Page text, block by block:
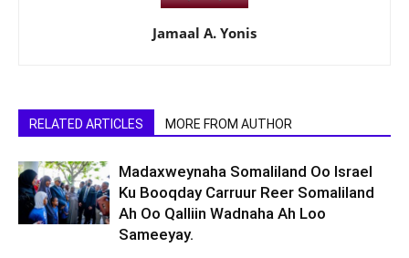
Jamaal A. Yonis
RELATED ARTICLES MORE FROM AUTHOR
Madaxweynaha Somaliland Oo Israel
Ku Booqday Carruur Reer Somaliland
Ah Oo Qalliin Wadnaha Ah Loo
Sameeyay.